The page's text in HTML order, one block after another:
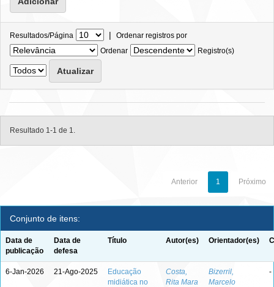
Resultados/Página | Ordenar registros por
Ordenar
Registro(s)
Resultado 1-1 de 1.
Anterior 1 Próximo
Conjunto de itens:
Data de
publicação
Data de
defesa
Título Autor(es) Orientador(es)
6-Jan-2026 21-Ago-2025
Educação
midiática no
Costa,
Rita Mara
Bizerril,
Marcelo
-